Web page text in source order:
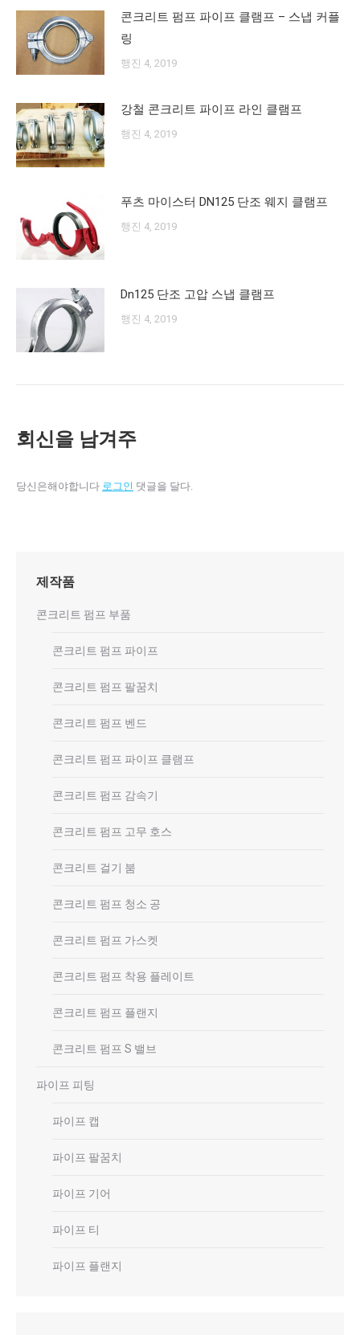
콘크리트 펌프 파이프 클램프 – 스냅 커플
링
행진 4, 2019
강철 콘크리트 파이프 라인 클램프
행진 4, 2019
푸츠 마이스터 DN125 단조 웨지 클램프
행진 4, 2019
Dn125 단조 고압 스냅 클램프
행진 4, 2019
회신을 남겨주
당신은해야합니다 로그인 댓글을 달다.
제작품
콘크리트 펌프 부품
콘크리트 펌프 파이프
콘크리트 펌프 팔꿈치
콘크리트 펌프 벤드
콘크리트 펌프 파이프 클램프
콘크리트 펌프 감속기
콘크리트 펌프 고무 호스
콘크리트 걸기 붐
콘크리트 펌프 청소 공
콘크리트 펌프 가스켓
콘크리트 펌프 착용 플레이트
콘크리트 펌프 플랜지
콘크리트 펌프 S 밸브
파이프 피팅
파이프 캡
파이프 팔꿈치
파이프 기어
파이프 티
파이프 플랜지